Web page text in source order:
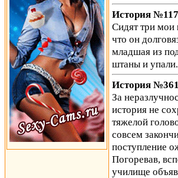
История
Сидят три мои
что он
младшая из
штаны и
История №361
За
история не
тяжелой
совсем
поступление
Погоревав,
училище